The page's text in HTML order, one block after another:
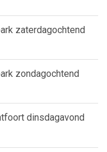
zaterdagochtend
zondagochtend
dinsdagavond